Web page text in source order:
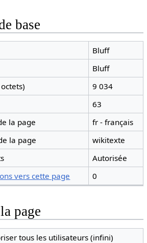
base
Bluff
Bluff
9 034
63
la page
fr - français
la page
wikitexte
Autorisée
vers cette page
0
page
tous les utilisateurs (infini)